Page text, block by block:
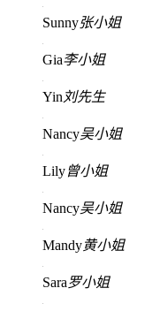
Sunny张小姐
Gia李小姐
Yin 刘先生
Nancy吴小姐
Lily曾小姐
Nancy吴小姐
Mandy黄小姐
Sara罗小姐